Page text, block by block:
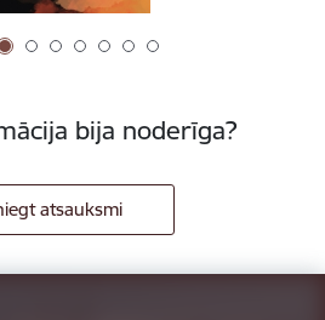
bija noderīga?
atsauksmi